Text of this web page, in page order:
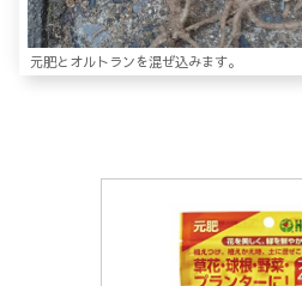
元肥とオルトランを混ぜ込みます。